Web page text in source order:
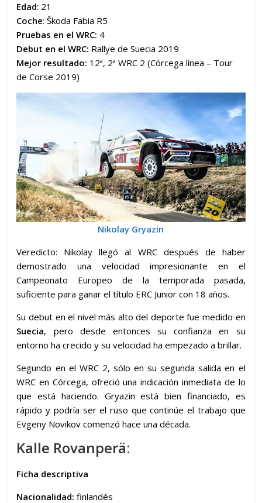
Edad: 21
Coche: Škoda Fabia R5
Pruebas en el WRC: 4
Debut en el WRC: Rallye de Suecia 2019
Mejor resultado: 12ª, 2ª WRC 2 (Córcega línea – Tour
de Corse 2019)
Nikolay Gryazin
Veredicto: Nikolay llegó al WRC después de haber
demostrado una velocidad impresionante en el
Campeonato Europeo de la temporada pasada,
suficiente para ganar el título ERC Junior con 18 años.
Su debut en el nivel más alto del deporte fue medido en
Suecia, pero desde entonces su confianza en su
entorno ha crecido y su velocidad ha empezado a brillar.
Segundo en el WRC 2, sólo en su segunda salida en el
WRC en Córcega, ofreció una indicación inmediata de lo
que está haciendo. Gryazin está bien financiado, es
rápido y podría ser el ruso que continúe el trabajo que
Evgeny Novikov comenzó hace una década.
Kalle Rovanperä:
Ficha descriptiva
Nacionalidad: finlandés